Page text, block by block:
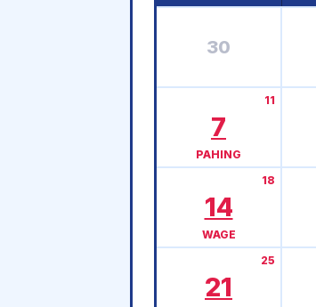
30
7
11
PAHING
14
18
WAGE
21
25